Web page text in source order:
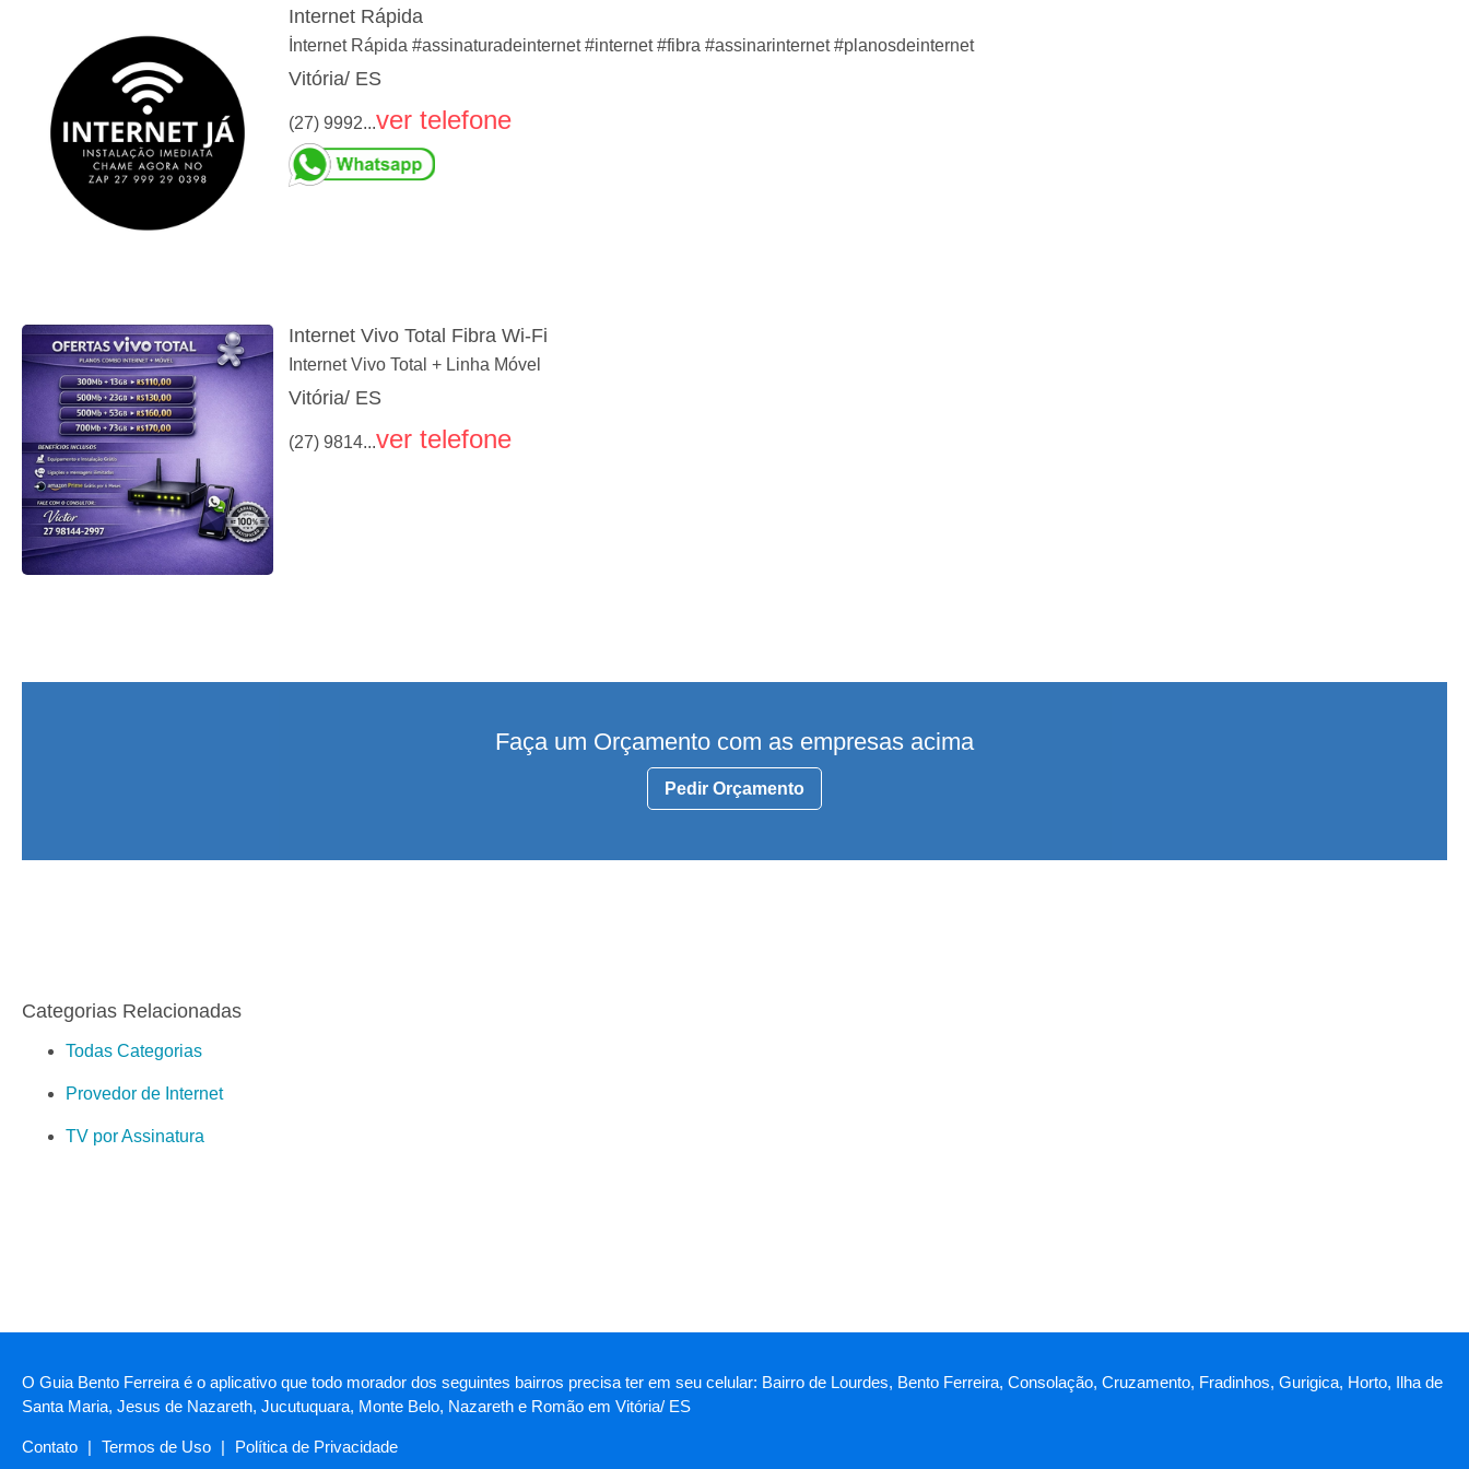
Internet Rápida
İnternet Rápida #assinaturadeinternet #internet #fibra #assinarinternet #planosdeinternet
Vitória/ ES
(27) 9992...ver telefone
Internet Vivo Total Fibra Wi-Fi
Internet Vivo Total + Linha Móvel
Vitória/ ES
(27) 9814...ver telefone
Faça um Orçamento com as empresas acima
Pedir Orçamento
Categorias Relacionadas
Todas Categorias
Provedor de Internet
TV por Assinatura
O Guia Bento Ferreira é o aplicativo que todo morador dos seguintes bairros precisa ter em seu celular: Bairro de Lourdes, Bento Ferreira, Consolação, Cruzamento, Fradinhos, Gurigica, Horto, Ilha de
Santa Maria, Jesus de Nazareth, Jucutuquara, Monte Belo, Nazareth e Romão em Vitória/ ES
Contato | Termos de Uso | Política de Privacidade